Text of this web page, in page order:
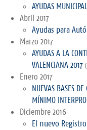
AYUDAS
Abril 2017
Ayudas para
Marzo 2017
AYUDAS A LA
VALENCIANA 2017 (
Enero 2017
NUEVAS BASES
MÍNIMO
Diciembre 2016
El nuevo